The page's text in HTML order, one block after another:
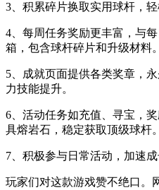
3、积累碎片换取实用球杆，轻
4、每周任务奖励更丰富，与
箱，包含球杆碎片和升级材料。
5、成就页面提供各类奖章，
力技能提升。
6、活动任务如充值、寻宝，
具熔岩石，稳定获取顶级球杆。
7、积极参与日常活动，加速成
玩家们对这款游戏赞不绝口。